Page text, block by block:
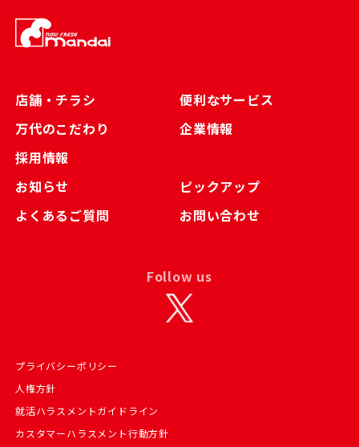
店舗・チラシ
便利なサービス
万代のこだわり
企業情報
採用情報
お知らせ
ピックアップ
よくあるご質問
お問い合わせ
プライバシーポリシー
人権方針
就活ハラスメントガイドライン
カスタマーハラスメント行動方針
Follow us